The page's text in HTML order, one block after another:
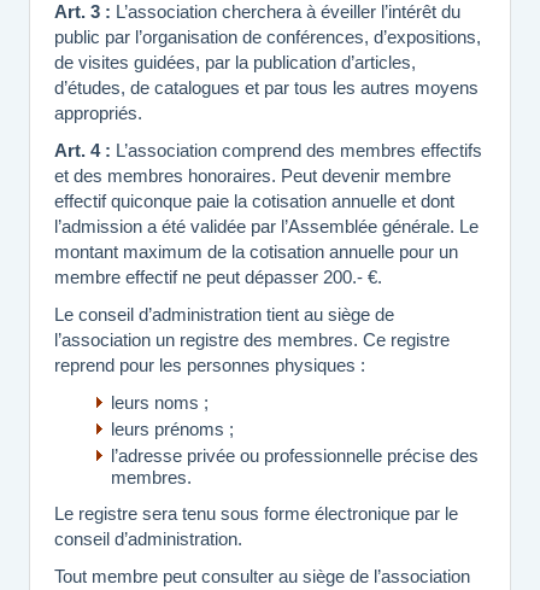
Art. 3 : L’association cherchera à éveiller l’intérêt du
public par l’organisation de conférences, d’expositions,
de visites guidées, par la publication d’articles,
d’études, de catalogues et par tous les autres moyens
appropriés.
Art. 4 : L’association comprend des membres effectifs
et des membres honoraires. Peut devenir membre
effectif quiconque paie la cotisation annuelle et dont
l’admission a été validée par l’Assemblée générale. Le
montant maximum de la cotisation annuelle pour un
membre effectif ne peut dépasser 200.- €.
Le conseil d’administration tient au siège de
l’association un registre des membres. Ce registre
reprend pour les personnes physiques :
leurs noms ;
leurs prénoms ;
l’adresse privée ou professionnelle précise des
membres.
Le registre sera tenu sous forme électronique par le
conseil d’administration.
Tout membre peut consulter au siège de l’association